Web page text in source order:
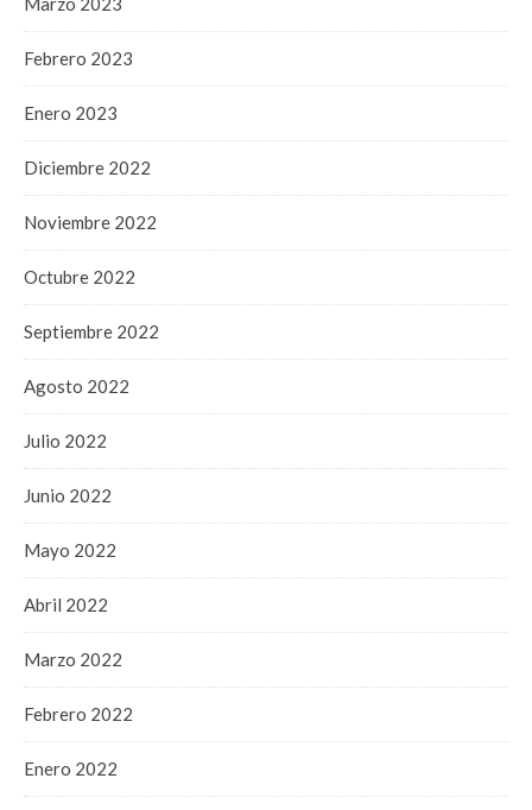
Febrero 2023
Enero 2023
Diciembre 2022
Noviembre 2022
Octubre 2022
Septiembre 2022
Agosto 2022
Julio 2022
Junio 2022
Mayo 2022
Abril 2022
Marzo 2022
Febrero 2022
Enero 2022